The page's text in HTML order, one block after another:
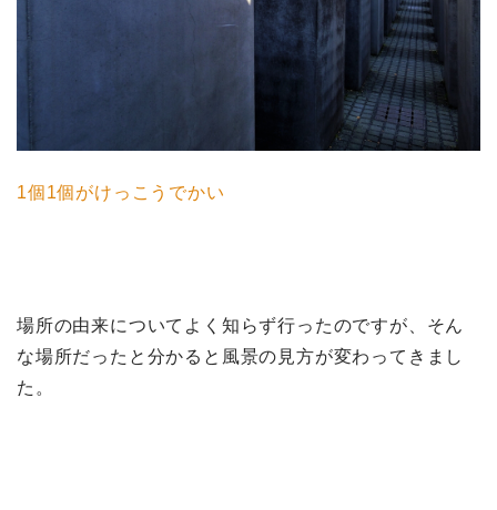
1個1個がけっこうでかい
場所の由来についてよく知らず行ったのですが、そん
な場所だったと分かると風景の見方が変わってきまし
た。